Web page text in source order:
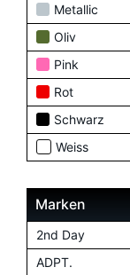
Metallic
Oliv
Pink
Rot
Schwarz
Weiss
Marken
2nd Day
ADPT.